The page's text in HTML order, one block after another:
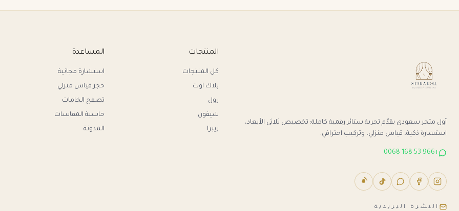
أول متجر سعودي يقدّم تجربة ستائر رقمية كاملة: تخصيص ثلاثي الأبعاد،
استشارة ذكية، قياس منزلي، وتركيب احترافي.
+966 53 168 0068
النشرة البريدية
المنتجات
كل المنتجات
بلاك آوت
رول
شيفون
زيبرا
المساعدة
استشارة مجانية
حجز قياس منزلي
تصفح الخامات
حاسبة المقاسات
المدونة